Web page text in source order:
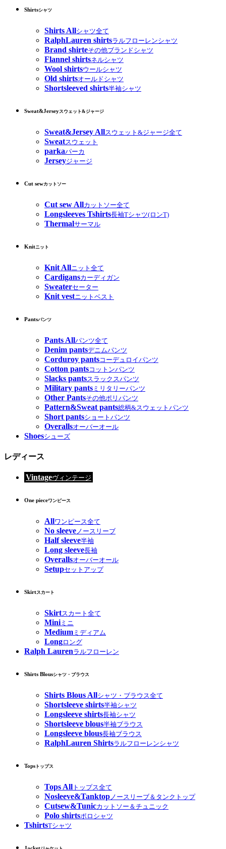
Shirtsシャツ
Shirts Allシャツ全て
RalphLauren shirtsラルフローレンシャツ
Brand shirteその他ブランドシャツ
Flannel shirtsネルシャツ
Wool shirtsウールシャツ
Old shirtsオールドシャツ
Shortsleeved shirts半袖シャツ
Sweat&Jerseyスウェット&ジャージ
Sweat&Jersey Allスウェット&ジャージ全て
Sweatスウェット
parkaパーカ
Jerseyジャージ
Cut sewカットソー
Cut sew Allカットソー全て
Longsleeves Tshirts長袖Tシャツ(ロンT)
Thermalサーマル
Knitニット
Knit Allニット全て
Cardigansカーディガン
Sweaterセーター
Knit vestニットベスト
Pantsパンツ
Pants Allパンツ全て
Denim pantsデニムパンツ
Corduroy pantsコーデュロイパンツ
Cotton pantsコットンパンツ
Slacks pantsスラックスパンツ
Military pants ミリタリーパンツ
Other Pantsその他ポリパンツ
Pattern&Sweat pants総柄&スウェットパンツ
Short pantsショートパンツ
Overallsオーバーオール
Shoesシューズ
レディース
Vintageヴィンテージ
One pieceワンピース
Allワンピース全て
No sleeveノースリーブ
Half sleeve半袖
Long sleeve長袖
Overallsオーバーオール
Setupセットアップ
Skirtスカート
Skirtスカート全て
Miniミニ
Medium ミディアム
Longロング
Ralph Laurenラルフローレン
Shirts Blousシャツ・ブラウス
Shirts Blous Allシャツ・ブラウス全て
Shortsleeve shirts半袖シャツ
Longsleeve shirts長袖シャツ
Shortsleeve blous半袖ブラウス
Longsleeve blous長袖ブラウス
RalphLauren Shirtsラルフローレンシャツ
Tops トップス
Tops All トップス全て
Nosleeve&Tanktop ノースリーブ＆タンクトップ
Cutsew&Tunicカットソー＆チュニック
Polo shirtsポロシャツ
TshirtsTシャツ